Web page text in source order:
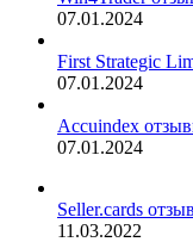
07.01.2024
First Strategic
07.01.2024
Accuindex
07.01.2024
Seller.cards
11.03.2022